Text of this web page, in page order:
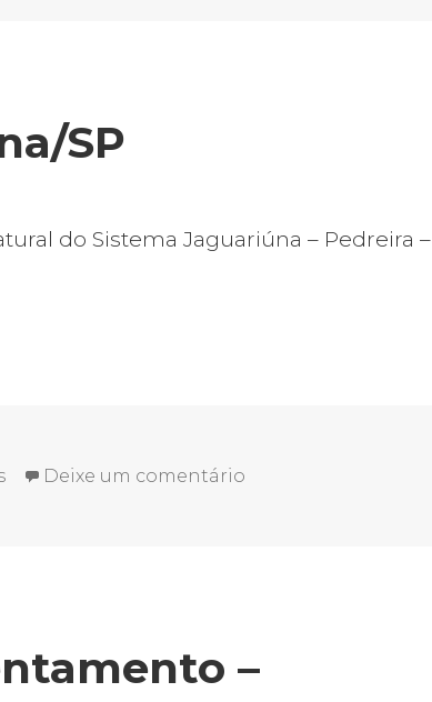
SP
do Sistema Jaguariúna – Pedreira –
Deixe um comentário
–